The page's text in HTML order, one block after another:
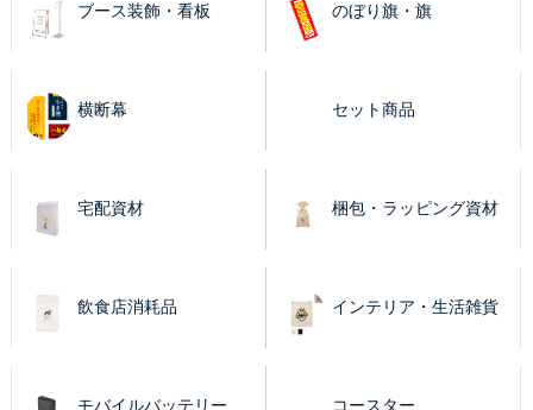
ブース装飾・看板 のぼり旗・旗
横断幕 セット商品
宅配資材 梱包・ラッピング資材
飲食店消耗品 インテリア・生活雑貨
モバイルバッテリー コースター